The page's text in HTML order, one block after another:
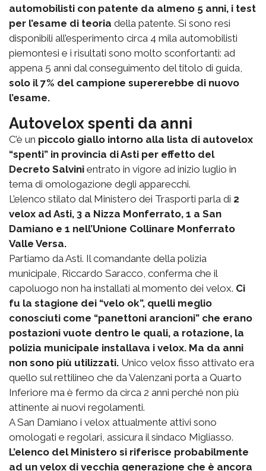
automobilisti con patente da almeno 5 anni, i test
per l’esame di teoria della patente. Si sono resi
disponibili all’esperimento circa 4 mila automobilisti
piemontesi e i risultati sono molto sconfortanti: ad
appena 5 anni dal conseguimento del titolo di guida,
solo il 7% del campione supererebbe di nuovo
l’esame.
Autovelox spenti da anni
C’è un piccolo giallo intorno alla lista di autovelox
“spenti” in provincia di Asti per effetto del
Decreto Salvini entrato in vigore ad inizio luglio in
tema di omologazione degli apparecchi.
L’elenco stilato dal Ministero dei Trasporti parla di 2
velox ad Asti, 3 a Nizza Monferrato, 1 a San
Damiano e 1 nell’Unione Collinare Monferrato
Valle Versa.
Partiamo da Asti. Il comandante della polizia
municipale, Riccardo Saracco, conferma che il
capoluogo non ha installati al momento dei velox. Ci
fu la stagione dei “velo ok”, quelli meglio
conosciuti come “panettoni arancioni” che erano
postazioni vuote dentro le quali, a rotazione, la
polizia municipale installava i velox. Ma da anni
non sono più utilizzati. Unico velox fisso attivato era
quello sul rettilineo che da Valenzani porta a Quarto
Inferiore ma è fermo da circa 2 anni perché non più
attinente ai nuovi regolamenti.
A San Damiano i velox attualmente attivi sono
omologati e regolari, assicura il sindaco Migliasso.
L’elenco del Ministero si riferisce probabilmente
ad un velox di vecchia generazione che è ancora